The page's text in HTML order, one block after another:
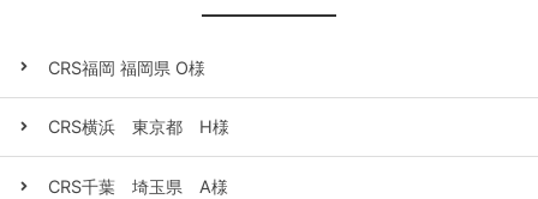
CRS福岡 福岡県 O様
CRS横浜 東京都 H様
CRS千葉 埼玉県 A様